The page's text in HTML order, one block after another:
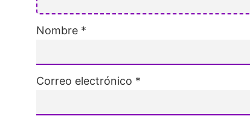
Nombre *
Correo electrónico *